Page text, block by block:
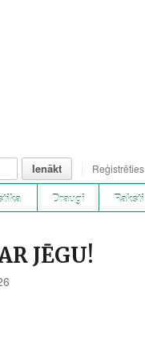
Ienākt Reģistrēties
Draugi Raksti
JĒGU!